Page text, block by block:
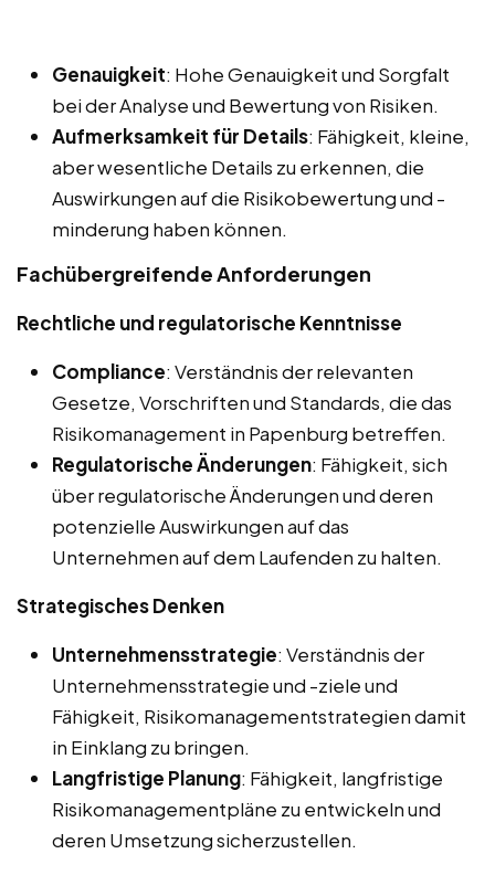
Genauigkeit: Hohe Genauigkeit und Sorgfalt
bei der Analyse und Bewertung von Risiken.
Aufmerksamkeit für Details: Fähigkeit, kleine,
aber wesentliche Details zu erkennen, die
Auswirkungen auf die Risikobewertung und -
minderung haben können.
Fachübergreifende Anforderungen
Rechtliche und regulatorische Kenntnisse
Compliance: Verständnis der relevanten
Gesetze, Vorschriften und Standards, die das
Risikomanagement in Papenburg betreffen.
Regulatorische Änderungen: Fähigkeit, sich
über regulatorische Änderungen und deren
potenzielle Auswirkungen auf das
Unternehmen auf dem Laufenden zu halten.
Strategisches Denken
Unternehmensstrategie: Verständnis der
Unternehmensstrategie und -ziele und
Fähigkeit, Risikomanagementstrategien damit
in Einklang zu bringen.
Langfristige Planung: Fähigkeit, langfristige
Risikomanagementpläne zu entwickeln und
deren Umsetzung sicherzustellen.